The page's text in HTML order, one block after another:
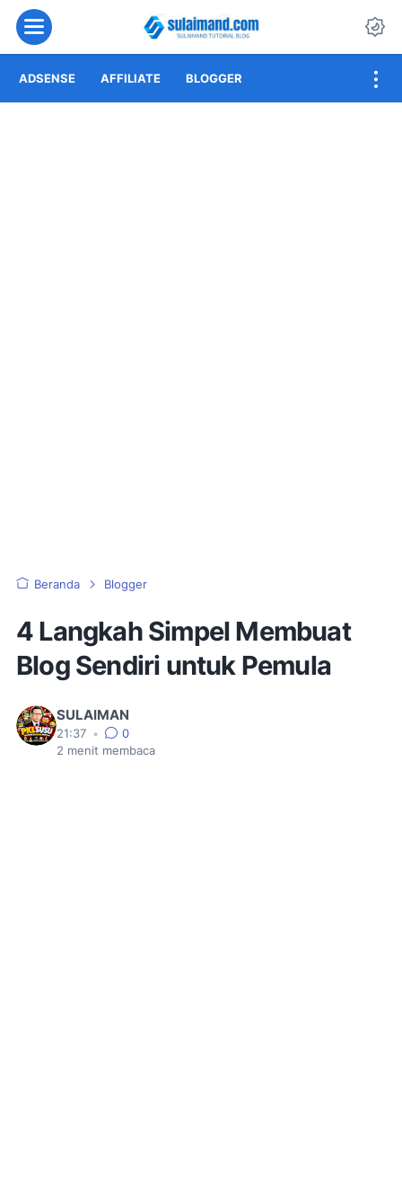
Menu
ADSENSE AFFILIATE BLOGGER
Beranda Blogger
4 Langkah Simpel Membuat
Blog Sendiri untuk Pemula
SULAIMAN
21:37 •
0
2 menit membaca